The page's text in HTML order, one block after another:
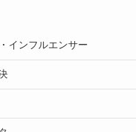
インフルエンサー